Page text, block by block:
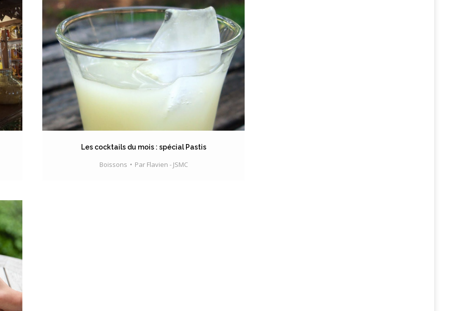
Les cocktails du mois : spécial Pastis
Boissons Par Flavien - JSMC